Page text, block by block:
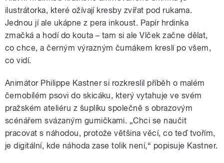
ilustrátorka, které ožívají kresby zvířat pod rukama.
Jednou jí ale ukápne z pera inkoust. Papír hrdinka
zmačká a hodí do kouta – tam si ale Vlček začne dělat,
co chce, a černým výrazným čumákem kreslí po všem,
co vidí.
Animátor Philippe Kastnersi rozkreslil příběh o malém
černobílém psovi do skicáku, který vytahuje ve svém
pražském ateliéru z šuplíku společně s obrazovým
scénářem svázaným gumičkami. „Chci se naučit
pracovat s náhodou, protože většina věcí, co teď tvořím,
je digitální, kde náhoda zase tolik není,“ popisuje Kastner.